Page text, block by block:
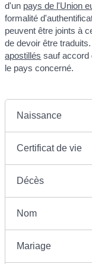
d'un pays de l'Union
formalité
peuvent être joints à
de devoir être
apostillés sauf accord
le pays concerné.
Naissance
Certificat de vie
Décès
Nom
Mariage